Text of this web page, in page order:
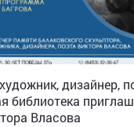
дизайнер,
библиотека
Власова